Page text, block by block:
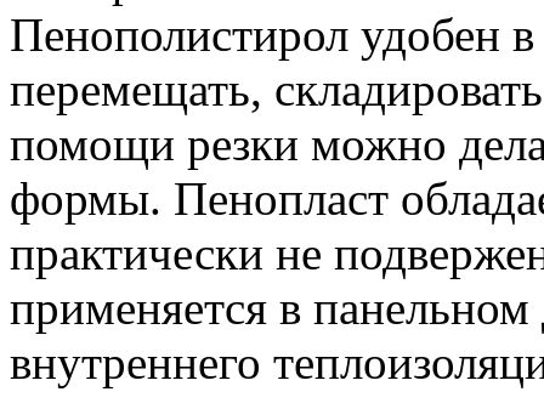
Пенополистирол удобен
перемещать,
помощи резки можно
формы. Пенопласт
практически не
применяется в
внутреннего